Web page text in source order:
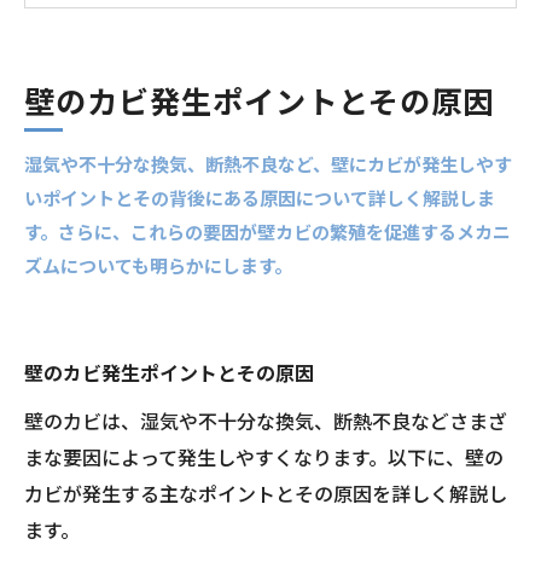
壁のカビ発生ポイントとその原因
湿気や不十分な換気、断熱不良など、壁にカビが発生しやす
いポイントとその背後にある原因について詳しく解説しま
す。さらに、これらの要因が壁カビの繁殖を促進するメカニ
ズムについても明らかにします。
壁のカビ発生ポイントとその原因
壁のカビは、湿気や不十分な換気、断熱不良などさまざ
まな要因によって発生しやすくなります。以下に、壁の
カビが発生する主なポイントとその原因を詳しく解説し
ます。